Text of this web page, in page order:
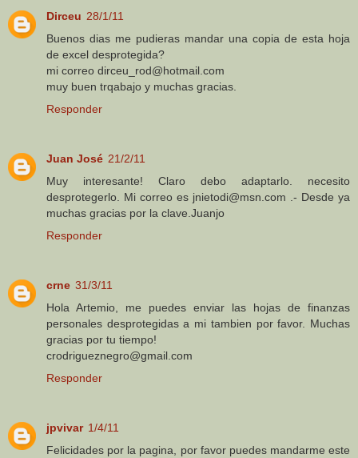
Dirceu 28/1/11
Buenos dias me pudieras mandar una copia de esta hoja
de excel desprotegida?
mi correo dirceu_rod@hotmail.com
muy buen trqabajo y muchas gracias.
Responder
Juan José 21/2/11
Muy interesante! Claro debo adaptarlo. necesito
desprotegerlo. Mi correo es jnietodi@msn.com .- Desde ya
muchas gracias por la clave.Juanjo
Responder
crne 31/3/11
Hola Artemio, me puedes enviar las hojas de finanzas
personales desprotegidas a mi tambien por favor. Muchas
gracias por tu tiempo!
crodrigueznegro@gmail.com
Responder
jpvivar 1/4/11
Felicidades por la pagina, por favor puedes mandarme este